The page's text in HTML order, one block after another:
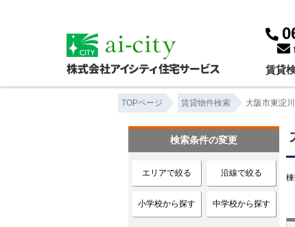
賃貸
TOPページ 賃貸物件検索 大阪市東淀
検索条件の変更
エリアで絞る 沿線で絞る
小学校から探す 中学校から探す